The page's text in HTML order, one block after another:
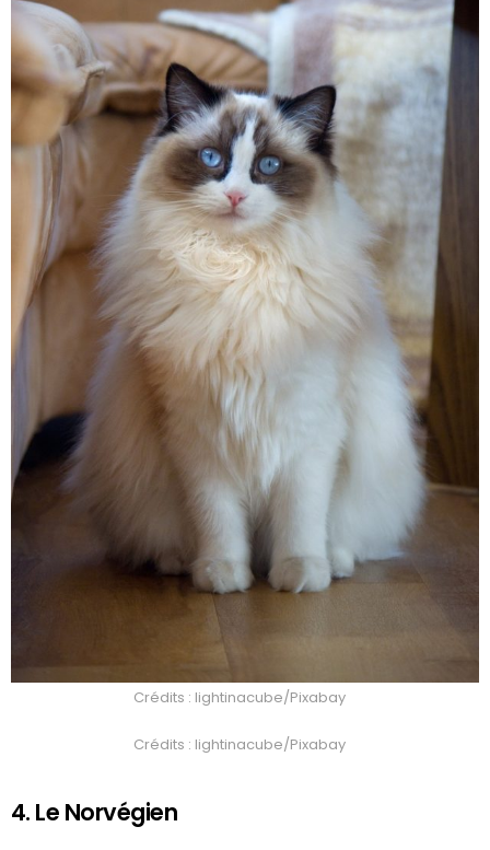
Crédits : lightinacube/Pixabay
Crédits : lightinacube/Pixabay
4. Le Norvégien